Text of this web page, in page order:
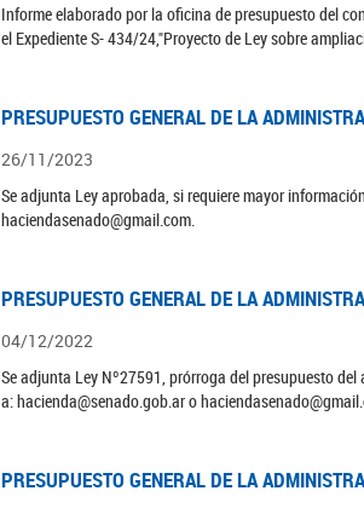
Informe elaborado por la oficina de presupuesto del
el Expediente S- 434/24,"Proyecto de Ley sobre
PRESUPUESTO GENERAL DE LA
26/11/2023
Se adjunta Ley aprobada, si requiere mayor
haciendasenado@gmail.com.
PRESUPUESTO GENERAL DE LA
04/12/2022
Se adjunta Ley Nº27591, prórroga del presupuesto
a: hacienda@senado.gob.ar o
PRESUPUESTO GENERAL DE LA